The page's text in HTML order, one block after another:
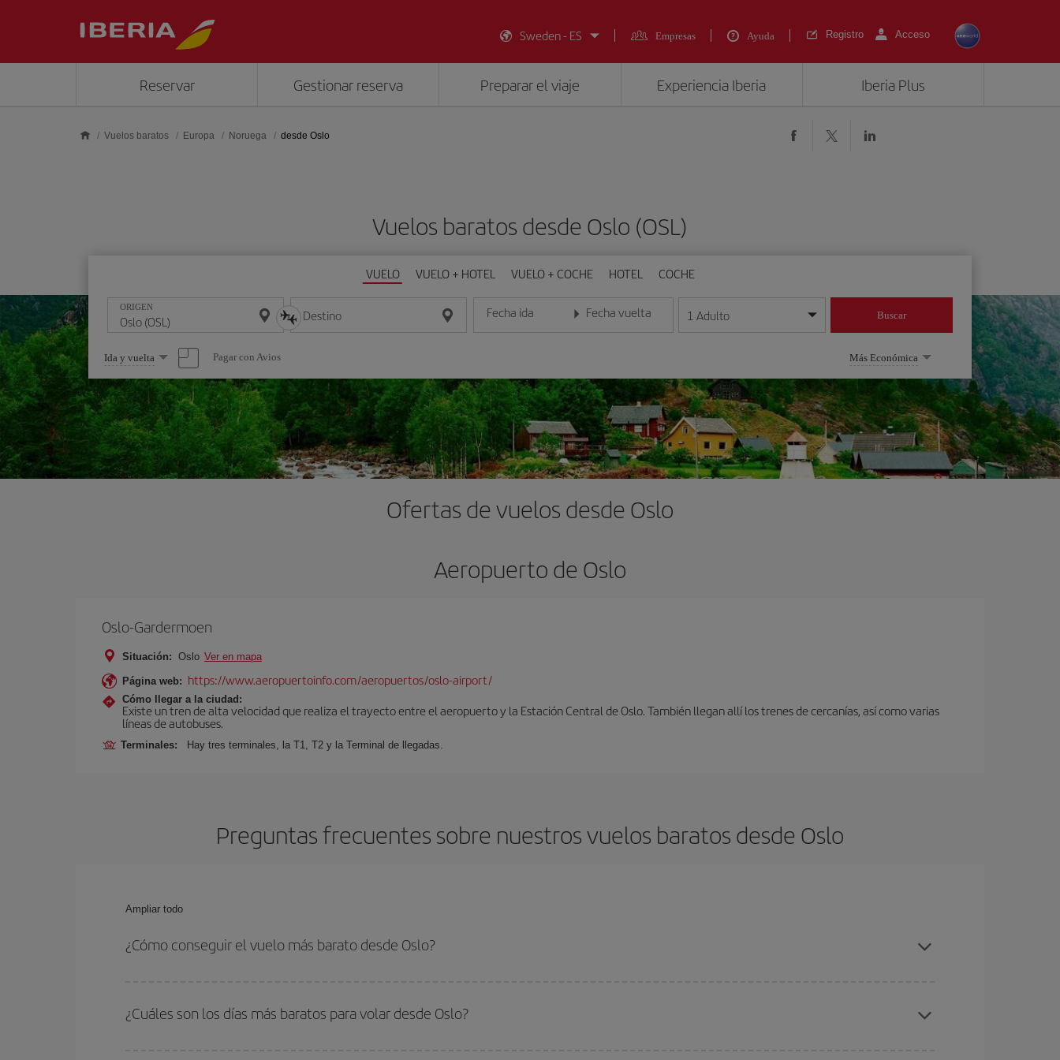
Sweden - ES
Empresas Ayuda Registro Acceso
Reservar Gestionar reserva Preparar el viaje Experiencia Iberia Iberia Plus
Vuelos baratos Europa Noruega desde Oslo
Vuelos baratos desde Oslo (OSL)
VUELO VUELO + HOTEL VUELO + COCHE HOTEL COCHE
ORIGEN Destino Fecha ida
Introduce la fecha en formato día/mes/año
Fecha vuelta
Introduce la fecha en formato día/mes/año
1 Adulto Buscar
Seleccione
una
opción
Ida y vuelta Pagar con Avios Más Económica
Ofertas de vuelos desde Oslo
Aeropuerto de Oslo
Oslo-Gardermoen
Situación: Oslo Ver en mapa
Página web: https://www.aeropuertoinfo.com/aeropuertos/oslo-airport/
Cómo llegar a la ciudad:
Existe un tren de alta velocidad que realiza el trayecto entre el aeropuerto y la Estación Central de Oslo. También llegan allí los trenes de cercanías, así como varias
líneas de autobuses.
Terminales: Hay tres terminales, la T1, T2 y la Terminal de llegadas.
Preguntas frecuentes sobre nuestros vuelos baratos desde Oslo
Ampliar todo
¿Cómo conseguir el vuelo más barato desde Oslo?
vuelta. Además, si no tienes decidido un destino concreto para tu viaje, mira nuestras ofertas y déjate inspirar: seguro que encuentras el vuelo más barato.
¿Cuáles son los días más baratos para volar desde Oslo?